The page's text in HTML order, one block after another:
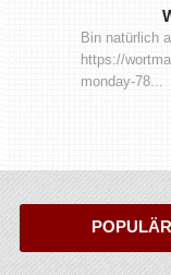
Bin natürlich
https://
monday-78...
POPULÄR